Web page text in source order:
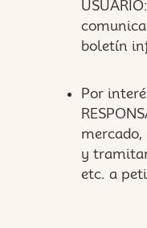
boletín
Por
y
etc. a